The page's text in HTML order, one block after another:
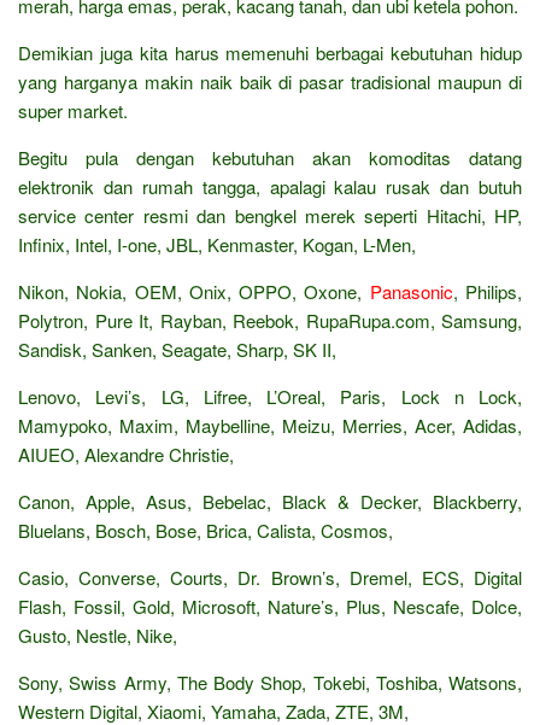
merah, harga emas, perak, kacang tanah, dan ubi ketela pohon.
Demikian juga kita harus memenuhi berbagai kebutuhan hidup
yang harganya makin naik baik di pasar tradisional maupun di
super market.
Begitu pula dengan kebutuhan akan komoditas datang
elektronik dan rumah tangga, apalagi kalau rusak dan butuh
service center resmi dan bengkel merek seperti Hitachi, HP,
Infinix, Intel, I-one, JBL, Kenmaster, Kogan, L-Men,
Nikon, Nokia, OEM, Onix, OPPO, Oxone, Panasonic, Philips,
Polytron, Pure It, Rayban, Reebok, RupaRupa.com, Samsung,
Sandisk, Sanken, Seagate, Sharp, SK II,
Lenovo, Levi’s, LG, Lifree, L’Oreal, Paris, Lock n Lock,
Mamypoko, Maxim, Maybelline, Meizu, Merries, Acer, Adidas,
AIUEO, Alexandre Christie,
Canon, Apple, Asus, Bebelac, Black & Decker, Blackberry,
Bluelans, Bosch, Bose, Brica, Calista, Cosmos,
Casio, Converse, Courts, Dr. Brown’s, Dremel, ECS, Digital
Flash, Fossil, Gold, Microsoft, Nature’s, Plus, Nescafe, Dolce,
Gusto, Nestle, Nike,
Sony, Swiss Army, The Body Shop, Tokebi, Toshiba, Watsons,
Western Digital, Xiaomi, Yamaha, Zada, ZTE, 3M,